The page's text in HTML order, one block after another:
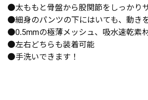
●太ももと骨盤から股関節をしっかり
●細身のパンツの下にはいても、動き
●0.5mmの極薄メッシュ、吸水速乾素
●左右どちらも装着可能
●手洗いできます！